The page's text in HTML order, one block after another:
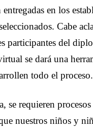
entregadas en los
Cabe
participantes del
se dará una
todo el proceso.
se requieren
nuestros niños y